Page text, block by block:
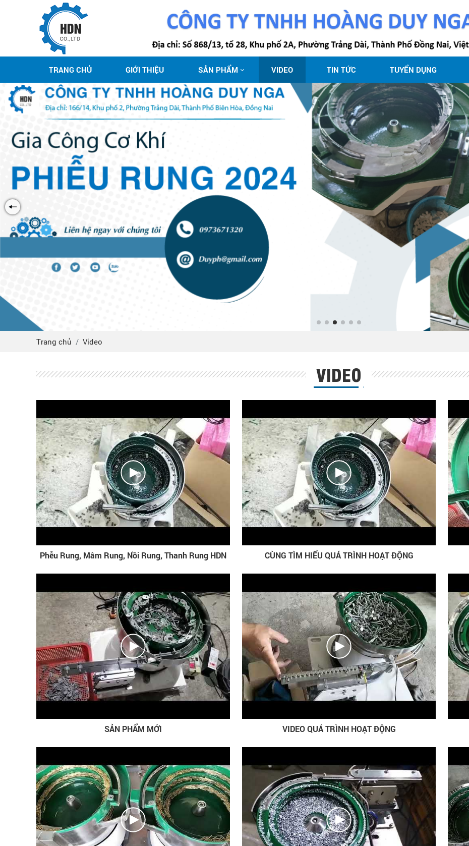
TRANG CHỦ GIỚI THIỆU SẢN PHẨM VIDEO TIN TỨC TUYỂN DỤNG
Trang chủ Video
VIDEO
Phễu Rung, Mâm Rung, Nồi Rung, Thanh Rung HDN CÙNG TÌM HIỂU QUÁ TRÌNH HOẠT ĐỘNG
SẢN PHẨM MỚI VIDEO QUÁ TRÌNH HOẠT ĐỘNG